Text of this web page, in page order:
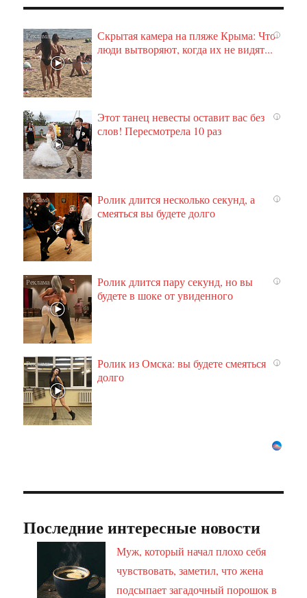
i
Скрытая камера на пляже Крыма: Что
люди вытворяют, когда их не видят...
i
Этот танец невесты оставит вас без
слов! Пересмотрела 10 раз
i
Ролик длится несколько секунд, а
смеяться вы будете долго
i
Ролик длится пару секунд, но вы
будете в шоке от увиденного
i
Ролик из Омска: вы будете смеяться
долго
Последние интересные новости
Муж, который начал плохо себя
чувствовать, заметил, что жена
подсыпает загадочный порошок в